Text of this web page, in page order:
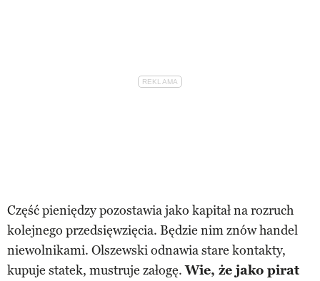
Część pieniędzy pozostawia jako kapitał na rozruch
kolejnego przedsięwzięcia. Będzie nim znów handel
niewolnikami. Olszewski odnawia stare kontakty,
kupuje statek, mustruje załogę.Wie, że jako pirat